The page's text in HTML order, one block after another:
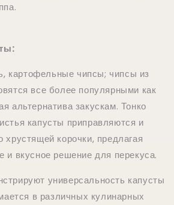
картофельные чипсы; чипсы из
все более популярными как
альтернатива закускам. Тонко
капусты приправляются и
хрустящей корочки, предлагая
и вкусное решение для перекуса.
универсальность капусты
в различных кулинарных